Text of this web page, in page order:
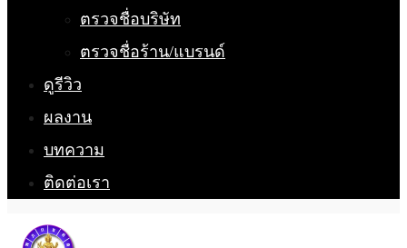
ตรวจชื่อบริษัท
ตรวจชื่อร้าน/แบรนด์
ดูรีวิว
ผลงาน
บทความ
ติดต่อเรา